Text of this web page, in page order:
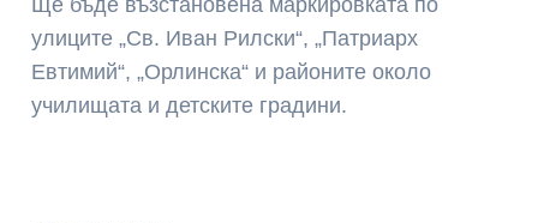
улиците „Св. Иван Рилски“, „Патриарх
Евтимий“, „Орлинска“ и районите около
училищата и детските градини.